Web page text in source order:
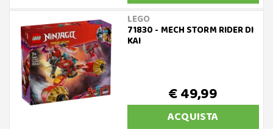
LEGO
71830 - MECH STORM RIDER DI
KAI
€ 49,99
ACQUISTA